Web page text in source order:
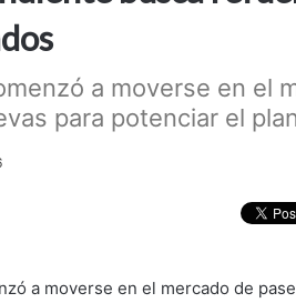
a moverse en el
para potenciar el
a moverse en el mercado de